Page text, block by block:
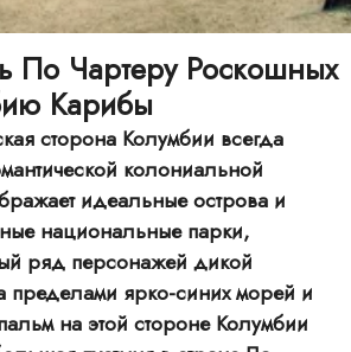
По Чартеру Роскошных
Карибы
сторона Колумбии всегда
колониальной
идеальные острова и
национальные парки,
ряд персонажей дикой
ярко-синих морей и
на этой стороне Колумбии